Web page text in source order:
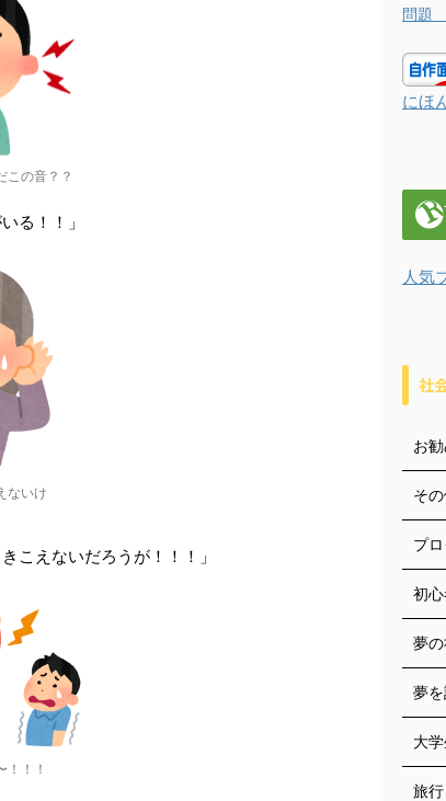
この音？？
る！！」
ないけ
こえないだろうが！！！」
！！！
問題
にほ
人気
社
お
そ
プ
初
夢
夢
大
旅行